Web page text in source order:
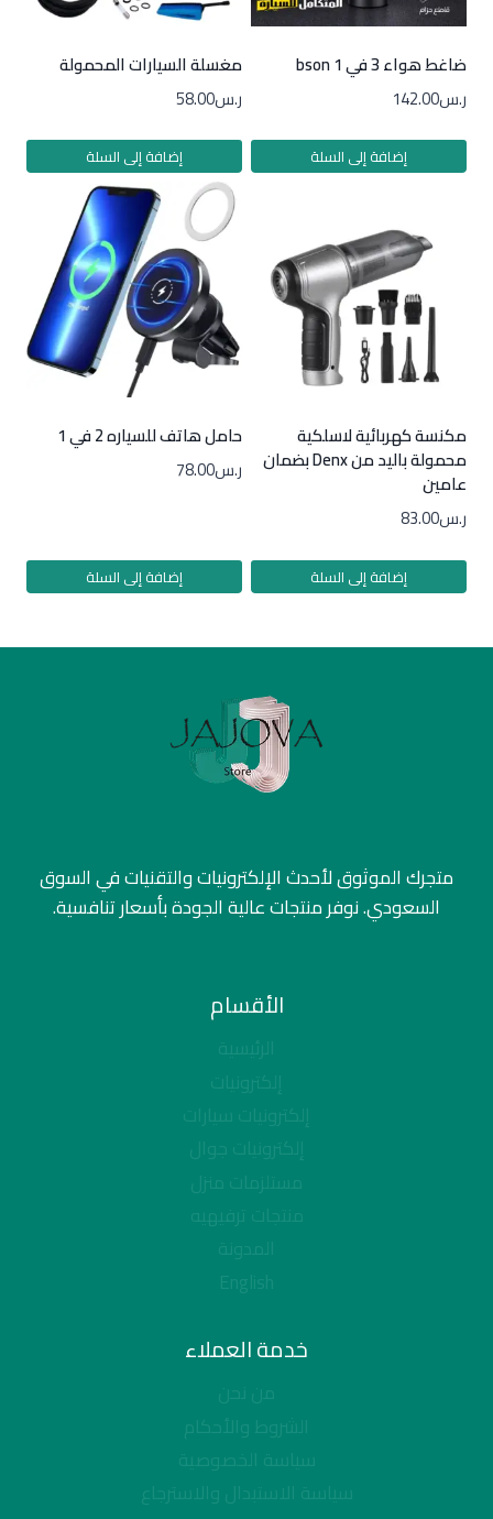
ضاغط هواء 3 في 1 bson
ر.س142.00
إضافة إلى السلة
مغسلة السيارات المحمولة
ر.س58.00
إضافة إلى السلة
مكنسة كهربائية لاسلكية
محمولة باليد من Denx بضمان
عامين
ر.س83.00
إضافة إلى السلة
حامل هاتف للسياره 2 في 1
ر.س78.00
إضافة إلى السلة
متجرك الموثوق لأحدث الإلكترونيات والتقنيات في السوق
السعودي. نوفر منتجات عالية الجودة بأسعار تنافسية.
الأقسام
الرئيسية
إلكترونيات
إلكترونيات سيارات
إلكترونيات جوال
مستلزمات منزل
منتجات ترفيهيه
المدونة
English
خدمة العملاء
من نحن
الشروط والأحكام
سياسة الخصوصية
سياسة الاستبدال والاسترجاع